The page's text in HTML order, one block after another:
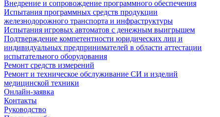
Внедрение и сопровождение программного обеспечения
Испытания программных средств продукции
железнодорожного транспорта и инфраструктуры
Испытания игровых автоматов с денежным выигрышем
Подтверждение компетентности юридических лиц и
индивидуальных предпринимателей в области аттестации
испытательного оборудования
Ремонт средств измерений
Ремонт и техническое обслуживание СИ и изделий
медицинской техники
Онлайн-заявка
Контакты
Руководство